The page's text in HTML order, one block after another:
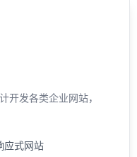
开发各类企业网站，
应式网站